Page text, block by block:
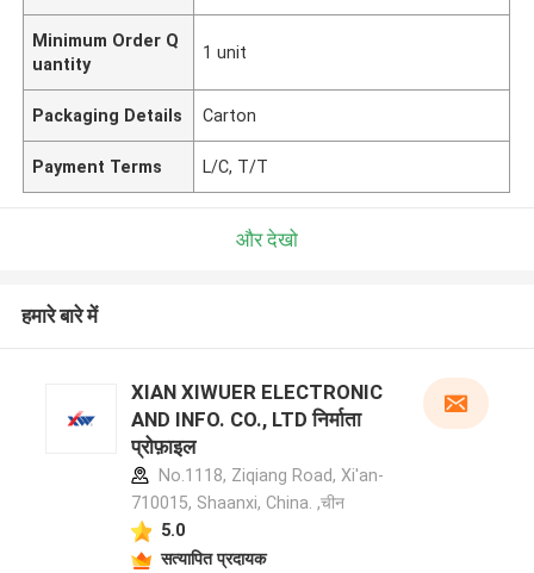
Minimum Order Q
uantity
1 unit
Packaging Details Carton
Payment Terms L/C, T/T
और देखो
हमारे बारे में
XIAN XIWUER ELECTRONIC
AND INFO. CO., LTD निर्माता
प्रोफ़ाइल
No.1118, Ziqiang Road, Xi'an-
710015, Shaanxi, China. ,चीन
5.0
सत्यापित प्रदायक